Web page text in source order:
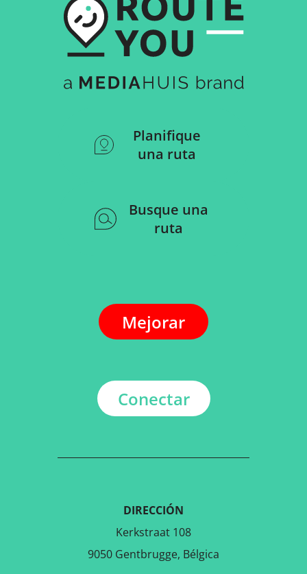
Planifique
una ruta
Busque una
ruta
Mejorar
Conectar
DIRECCIÓN
Kerkstraat 108
9050 Gentbrugge, Bélgica